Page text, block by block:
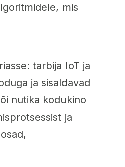
mis
tarbija IoT ja
ja sisaldavad
nutika kodukino
ja